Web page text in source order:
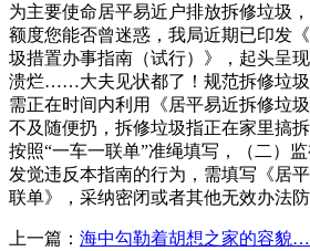
为主要使命居平易近户排放拆修垃圾
额度您能否曾迷惑，我局近期已印发
圾措置办事指南（试行）》，起头呈
溃烂……大夫见状都了！规范拆修垃
需正在时间内利用《居平易近拆修垃
不及随便扔，拆修垃圾指正在家里搞
按照“一车一联单”准绳填写，（二）
发觉违反本指南的行为，需填写《居
联单》，采纳密闭或者其他无效办法
上一篇： 海中勾勒着胡想之家的容貌